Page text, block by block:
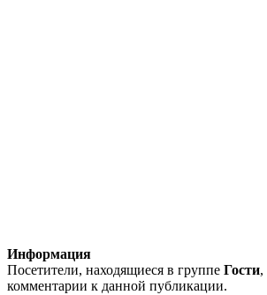
Информация
Посетители, находящиеся в группе Гости,
комментарии к данной публикации.